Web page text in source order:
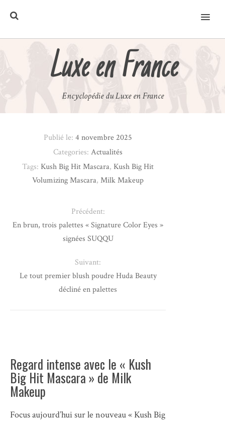
MENU
Luxe en France
Encyclopédie du Luxe en France
Regard intense avec le « Kush
Big Hit Mascara » de Milk
Makeup
Focus aujourd’hui sur le nouveau « Kush Big
Publié le:4 novembre 2025
Categories:Actualités
Tags: Kush Big Hit Mascara, Kush Big Hit
Volumizing Mascara,Milk Makeup
Précédent:
En brun, trois palettes « Signature Color Eyes »
signées SUQQU
Suivant:
Le tout premier blush poudre Huda Beauty
décliné en palettes